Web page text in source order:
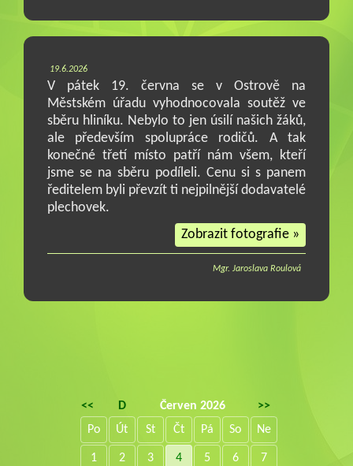
19.6.2026
V pátek 19. června se v Ostrově na
Městském úřadu vyhodnocovala soutěž ve
sběru hliníku. Nebylo to jen úsilí našich žáků,
ale především spolupráce rodičů. A tak
konečné třetí místo patří nám všem, kteří
jsme se na sběru podíleli. Cenu si s panem
ředitelem byli převzít ti nejpilnější dodavatelé
plechovek.
Zobrazit fotografie »
Mgr. Jaroslava Roulová
<< D Červen 2026
>>
Po
Út St Čt Pá So Ne
1 2 3 4 5 6 7